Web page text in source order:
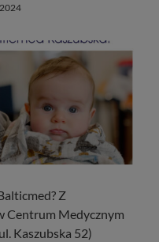
Z
Centrum Medycznym
Kaszubska 52)